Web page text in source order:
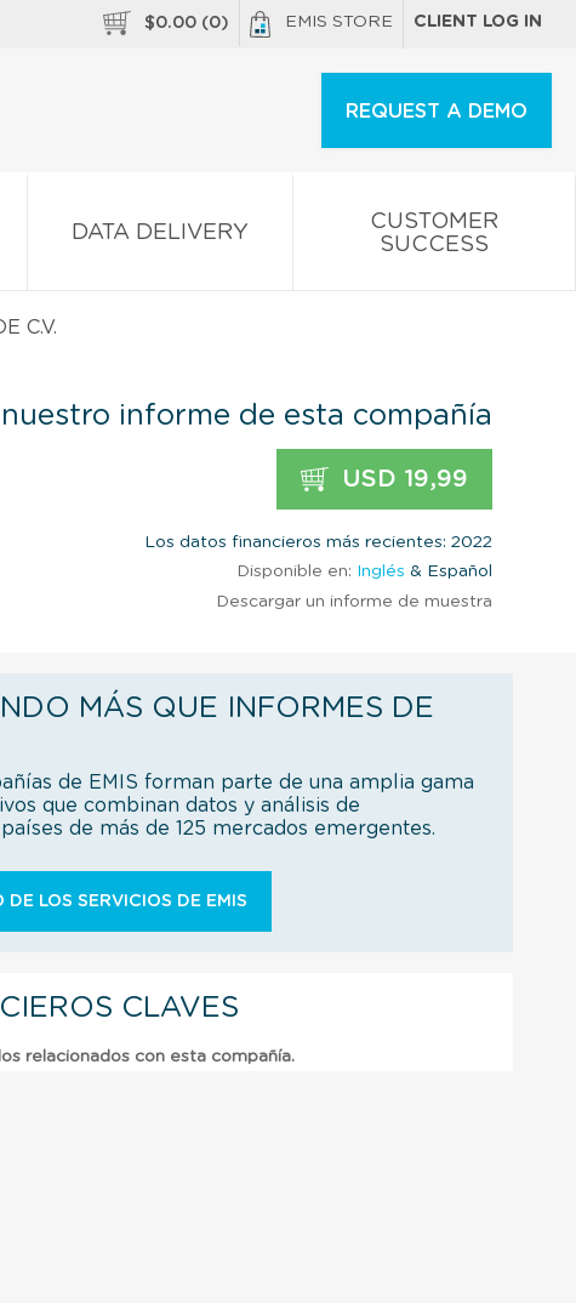
$0.00 (0) EMIS STORE CLIENT LOG IN
REQUEST A DEMO
DATA DELIVERY
CUSTOMER
SUCCESS
C.V.
informe de esta compañía
USD 19,99
Los datos financieros más recientes: 2022
Disponible en: Inglés & Español
Descargar un informe de muestra
MÁS QUE INFORMES DE
de EMIS forman parte de una amplia gama
que combinan datos y análisis de
de más de 125 mercados emergentes.
LOS SERVICIOS DE EMIS
CLAVES
relacionados con esta compañía.